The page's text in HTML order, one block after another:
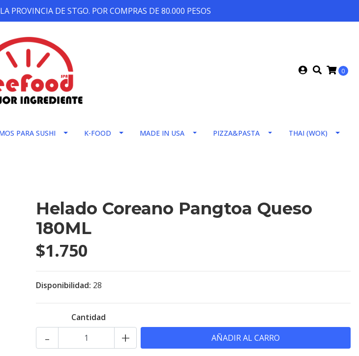
PROVINCIA DE STGO. POR COMPRAS DE 80.000 PESOS
0
PARA SUSHI K-FOOD MADE IN USA PIZZA&PASTA THAI (WOK)
Helado Coreano Pangtoa Queso
180ML
$1.750
Disponibilidad: 28
Cantidad
+
-